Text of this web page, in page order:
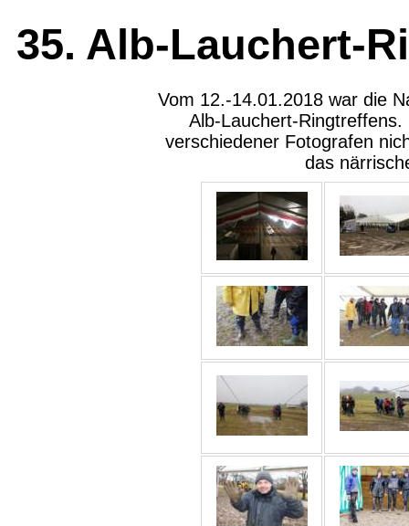
35. Alb-Lauchert-
Vom 12.-14.01.2018 war die
Alb-Lauchert-
verschiedener Fotografen
das